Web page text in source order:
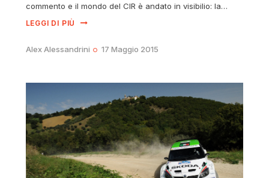
commento e il mondo del CIR è andato in visibilio: la…
LEGGI DI PIÙ
Alex Alessandrini 17 Maggio 2015